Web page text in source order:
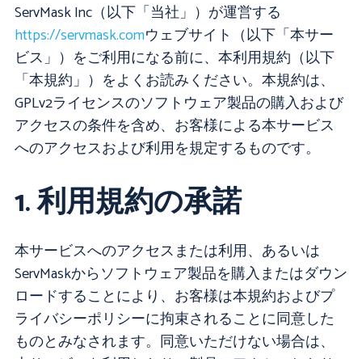
ServMask Inc（以下「当社」）が運営する
https://servmask.comウェブサイト（以下「本サー
ビス」）をご利用になる前に、本利用規約（以下
「本規約」）をよくお読みください。本規約は、
GPLv2ライセンスのソフトウェア製品の購入および
アクセスの条件を含め、お客様による本サービス
へのアクセスおよび利用を規定するものです。
1. 利用規約の承諾
本サービスへのアクセスまたは利用、あるいは
ServMaskからソフトウェア製品を購入またはダウン
ロードすることにより、お客様は本規約およびプ
ライバシーポリシーに拘束されることに同意した
ものとみなされます。同意いただけない場合は、